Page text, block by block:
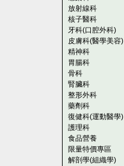
放射線科
核子醫科
牙科(口腔外科)
皮膚科(醫學美容)
精神科
胃腸科
骨科
腎臟科
整形外科
藥劑科
復健科(運動醫學)
護理科
食品營養
限量特價專區
解剖學(組織學)